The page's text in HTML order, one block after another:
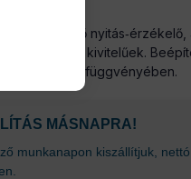
as ráépülő
bukó‑nyíló kivitelűek.
függvényében.
MÁSNAPRA!
munkanapon kiszállítjuk,